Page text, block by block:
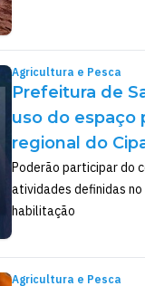
Agricultura e Pesca
Prefeitura de
uso do espaço
regional do
Poderão participar do
atividades definidas
habilitação
Agricultura e Pesca